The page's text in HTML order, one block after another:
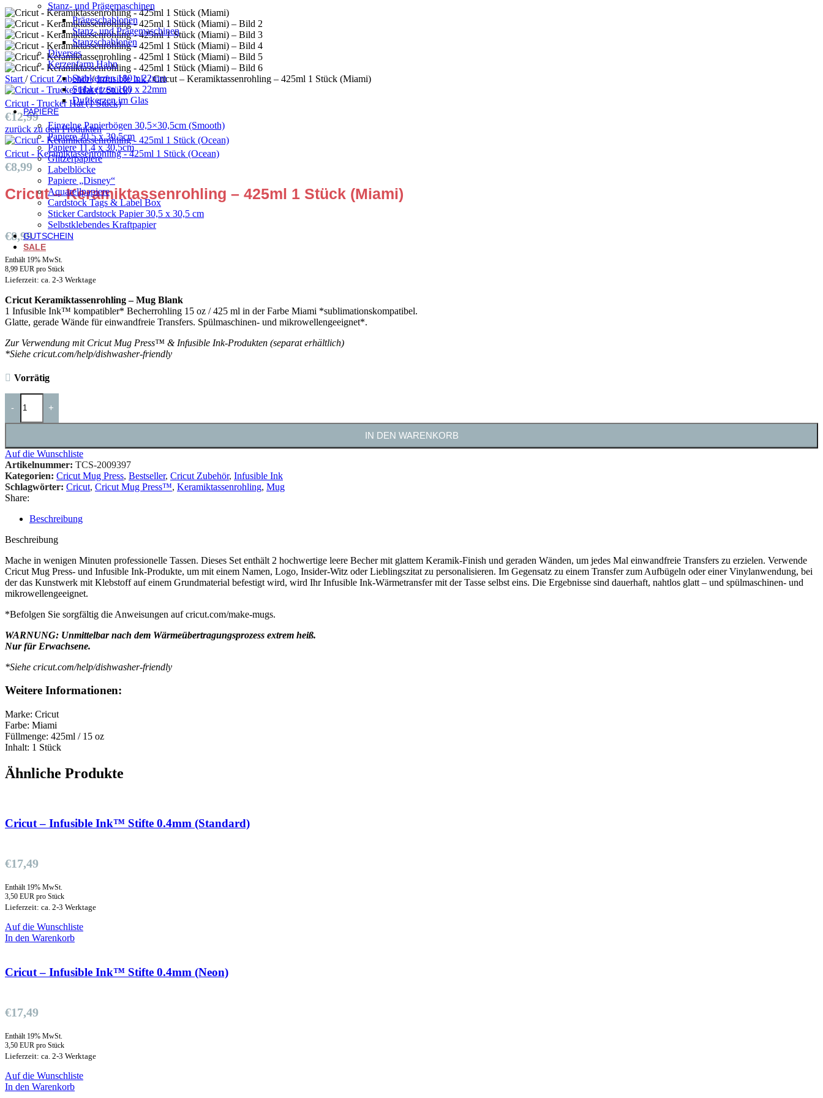
Stanz- und Prägemaschinen
Prägeschablonen
Stanz- und Prägemaschinen
Stanzschablonen
Diverses
Kerzenfarm Hahn
Stabkerzen 180 x 22mm
Stabkerzen 100 x 22mm
Duftkerzen im Glas
PAPIERE
Einzelne Papierbögen 30,5×30,5cm (Smooth)
Papiere 30,5 x 30,5cm
Papiere 11,4 x 30,5cm
Glitzerpapiere
Labelblöcke
Papiere „Disney“
Aquarellpapiere
Cardstock Tags & Label Box
Sticker Cardstock Papier 30,5 x 30,5 cm
Selbstklebendes Kraftpapier
GUTSCHEIN
SALE
Start / Cricut Zubehör/ Infusible Ink/ Cricut – Keramiktassenrohling – 425ml 1 Stück (Miami)
Cricut - Trucker Hat (1 Stück)
€12,99
zurück zu den Produkten
Cricut - Keramiktassenrohling - 425ml 1 Stück (Ocean)
€8,99
Cricut – Keramiktassenrohling – 425ml 1 Stück (Miami)
€8,99
Enthält 19% MwSt.
8,99 EUR pro Stück
Lieferzeit: ca. 2-3 Werktage
Cricut Keramiktassenrohling – Mug Blank
1 Infusible Ink™ kompatibler* Becherrohling 15 oz / 425 ml in der Farbe Miami *sublimationskompatibel.
Glatte, gerade Wände für einwandfreie Transfers. Spülmaschinen- und mikrowellengeeignet*.
Zur Verwendung mit Cricut Mug Press™ & Infusible Ink-Produkten (separat erhältlich)
*Siehe cricut.com/help/dishwasher-friendly
Vorrätig
- +
IN DEN WARENKORB
Auf die Wunschliste
Artikelnummer: TCS-2009397
Kategorien: Cricut Mug Press, Bestseller, Cricut Zubehör, Infusible Ink
Schlagwörter: Cricut, Cricut Mug Press™, Keramiktassenrohling, Mug
Share:
Beschreibung
Beschreibung
Mache in wenigen Minuten professionelle Tassen. Dieses Set enthält 2 hochwertige leere Becher mit glattem Keramik-Finish und geraden Wänden, um jedes Mal einwandfreie Transfers zu erzielen. Verwende
Cricut Mug Press- und Infusible Ink-Produkte, um mit einem Namen, Logo, Insider-Witz oder Lieblingszitat zu personalisieren. Im Gegensatz zu einem Transfer zum Aufbügeln oder einer Vinylanwendung, bei
der das Kunstwerk mit Klebstoff auf einem Grundmaterial befestigt wird, wird Ihr Infusible Ink-Wärmetransfer mit der Tasse selbst eins. Die Ergebnisse sind dauerhaft, nahtlos glatt – und spülmaschinen- und
mikrowellengeeignet.
*Befolgen Sie sorgfältig die Anweisungen auf cricut.com/make-mugs.
WARNUNG: Unmittelbar nach dem Wärmeübertragungsprozess extrem heiß.
Nur für Erwachsene.
*Siehe cricut.com/help/dishwasher-friendly
Weitere Informationen:
Marke: Cricut
Farbe: Miami
Füllmenge: 425ml / 15 oz
Inhalt: 1 Stück
Ähnliche Produkte
Cricut – Infusible Ink™ Stifte 0.4mm (Standard)
€17,49
Enthält 19% MwSt.
3,50 EUR pro Stück
Lieferzeit: ca. 2-3 Werktage
Auf die Wunschliste
In den Warenkorb
Cricut – Infusible Ink™ Stifte 0.4mm (Neon)
€17,49
Enthält 19% MwSt.
3,50 EUR pro Stück
Lieferzeit: ca. 2-3 Werktage
Auf die Wunschliste
In den Warenkorb